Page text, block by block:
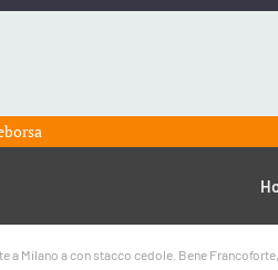
a Milano a con stacco cedole. Bene